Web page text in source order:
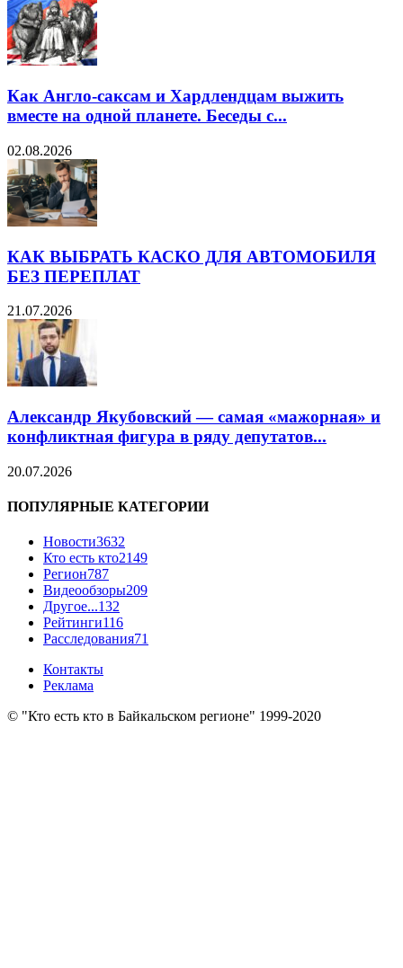
Как Англо-саксам и Хардлендцам выжить
вместе на одной планете. Беседы с...
02.08.2026
КАК ВЫБРАТЬ КАСКО ДЛЯ АВТОМОБИЛЯ
БЕЗ ПЕРЕПЛАТ
21.07.2026
Александр Якубовский — самая «мажорная» и
конфликтная фигура в ряду депутатов...
20.07.2026
ПОПУЛЯРНЫЕ КАТЕГОРИИ
Новости3632
Кто есть кто2149
Регион787
Видеообзоры209
Другое...132
Рейтинги116
Расследования71
Контакты
Реклама
© "Кто есть кто в Байкальском регионе" 1999-2020